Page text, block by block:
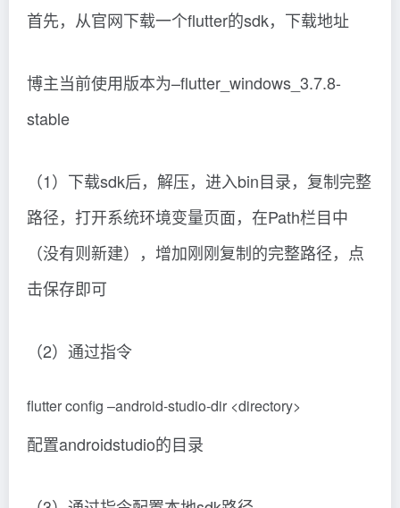
首先，从官网下载一个flutter的sdk，下载地址
博主当前使用版本为–flutter_windows_3.7.8-
stable
（1）下载sdk后，解压，进入bin目录，复制完整
路径，打开系统环境变量页面，在Path栏目中
（没有则新建），增加刚刚复制的完整路径，点
击保存即可
（2）通过指令
flutter config –android-studio-dir <directory>
配置androidstudio的目录